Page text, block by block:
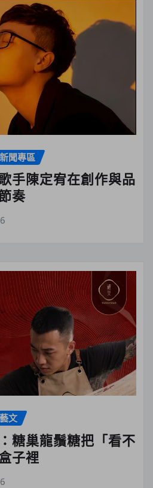
新聞專區
手陳定宥在創作與品
奏
藝文
糖巢龍鬚糖把「看不
子裡